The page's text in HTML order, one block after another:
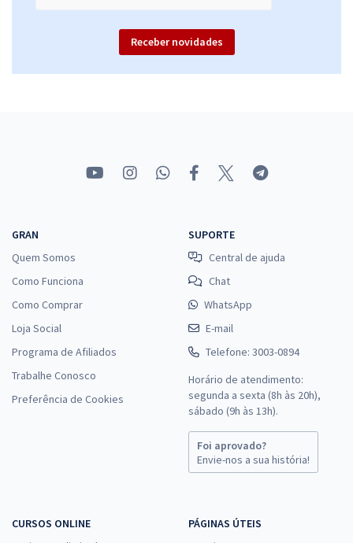
Receber novidades
GRAN
Quem Somos
Como Funciona
Como Comprar
Loja Social
Programa de Afiliados
Trabalhe Conosco
Preferência de Cookies
SUPORTE
Central de ajuda
Chat
WhatsApp
E-mail
Telefone: 3003-0894
Horário de atendimento:
segunda a sexta (8h às 20h),
sábado (9h às 13h).
Foi aprovado?
Envie-nos a sua história!
CURSOS ONLINE
PÁGINAS ÚTEIS